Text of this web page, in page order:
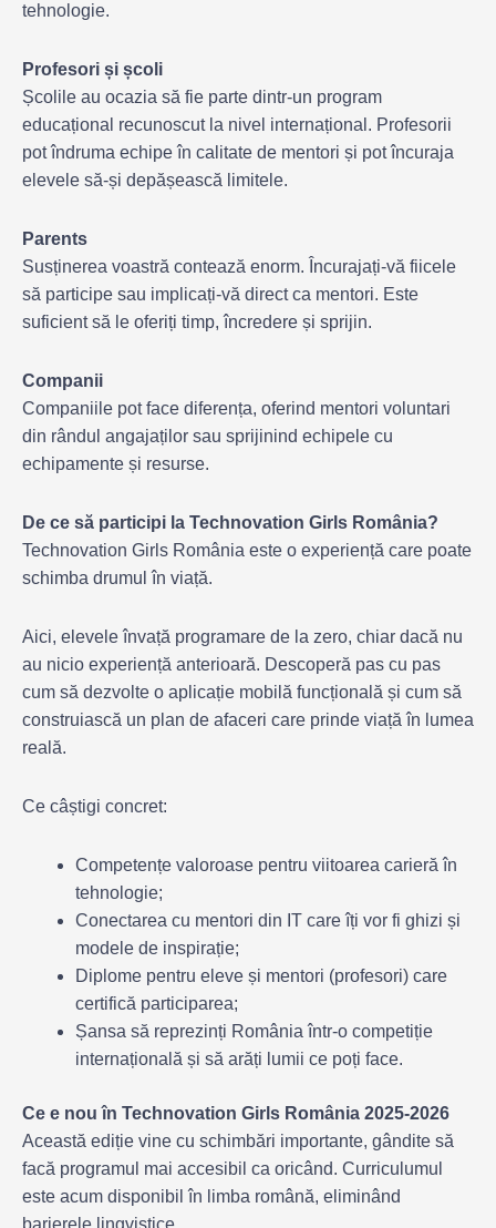
tehnologie.
Profesori și școli
Școlile au ocazia să fie parte dintr-un program
educațional recunoscut la nivel internațional. Profesorii
pot îndruma echipe în calitate de mentori și pot încuraja
elevele să-și depășească limitele.
Parents
Susținerea voastră contează enorm. Încurajați-vă fiicele
să participe sau implicați-vă direct ca mentori. Este
suficient să le oferiți timp, încredere și sprijin.
Companii
Companiile pot face diferența, oferind mentori voluntari
din rândul angajaților sau sprijinind echipele cu
echipamente și resurse.
De ce să participi la Technovation Girls România?
Technovation Girls România este o experiență care poate
schimba drumul în viață.
Aici, elevele învață programare de la zero, chiar dacă nu
au nicio experiență anterioară. Descoperă pas cu pas
cum să dezvolte o aplicație mobilă funcțională și cum să
construiască un plan de afaceri care prinde viață în lumea
reală.
Ce câștigi concret:
Competențe valoroase pentru viitoarea carieră în
tehnologie;
Conectarea cu mentori din IT care îți vor fi ghizi și
modele de inspirație;
Diplome pentru eleve și mentori (profesori) care
certifică participarea;
Șansa să reprezinți România într-o competiție
internațională și să arăți lumii ce poți face.
Ce e nou în Technovation Girls România 2025-2026
Această ediție vine cu schimbări importante, gândite să
facă programul mai accesibil ca oricând. Curriculumul
este acum disponibil în limba română, eliminând
barierele lingvistice.